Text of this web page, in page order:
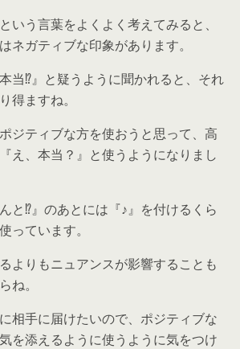
いう言葉をよくよく考えてみると、
ネガティブな印象があります。
当⁉』と疑うように聞かれると、それ
得ますね。
ジティブな方を使おうと思って、高
え、本当？』と使うようになりまし
と⁉』のあとには『♪』を付けるくら
っています。
よりもニュアンスが影響することも
ね。
相手に届けたいので、ポジティブな
を添えるように使うように気をつけ